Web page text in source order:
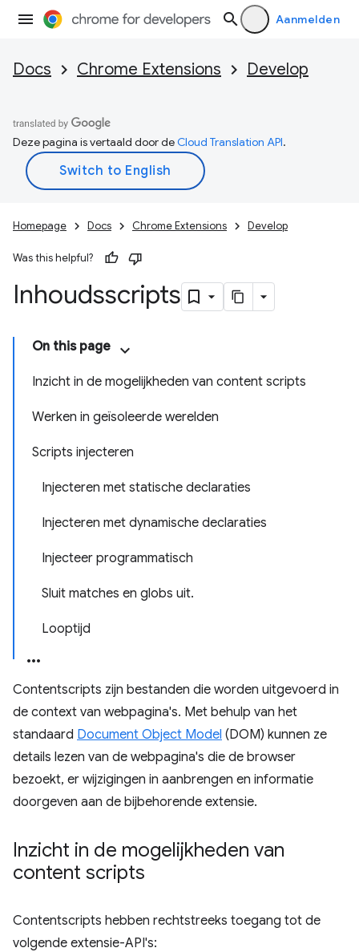
Aanmelden
Docs Chrome Extensions Develop
Deze pagina is vertaald door deCloud Translation API.
Homepage Docs Chrome Extensions Develop
Was this helpful?
Inhoudsscripts
On this page
Inzicht in de mogelijkheden van content scripts
Werken in geïsoleerde werelden
Scripts injecteren
Injecteren met statische declaraties
Injecteren met dynamische declaraties
Injecteer programmatisch
Sluit matches en globs uit.
Looptijd
Contentscripts zijn bestanden die worden uitgevoerd in
de context van webpagina's. Met behulp van het
standaard Document Object Model (DOM) kunnen ze
details lezen van de webpagina's die de browser
bezoekt, er wijzigingen in aanbrengen en informatie
doorgeven aan de bijbehorende extensie.
Inzicht in de mogelijkheden van
content scripts
Contentscripts hebben rechtstreeks toegang tot de
volgende extensie-API's: